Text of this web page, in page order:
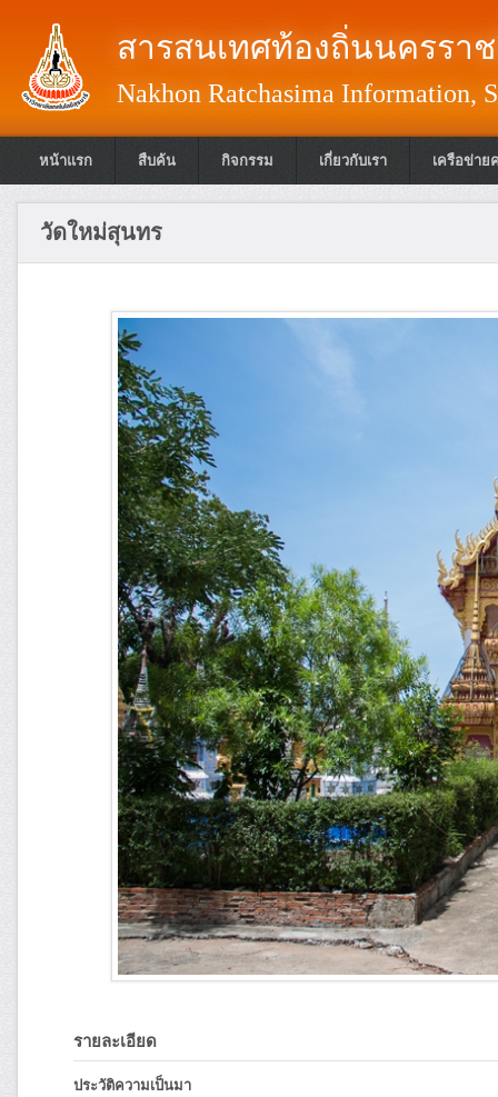
สารสนเทศท้องถิ่นนครรา
Nakhon Ratchasima Information,
หน้าแรก สืบค้น กิจกรรม เกี่ยวกับเรา เครือข่าย
วัดใหม่สุนทร
รายละเอียด
ประวัติความเป็นมา